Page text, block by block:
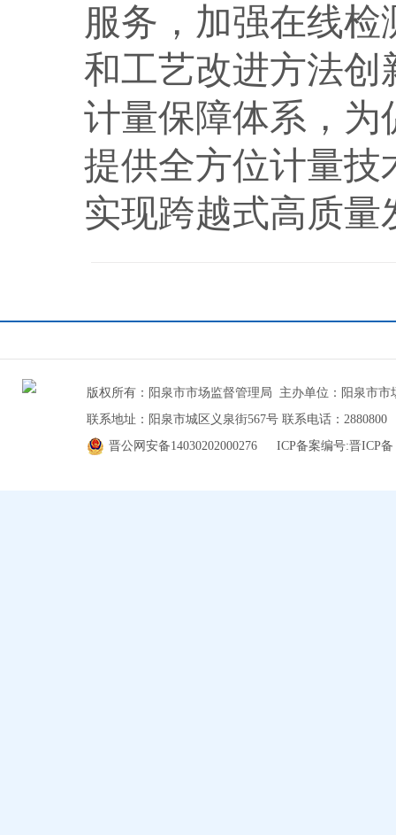
服务，加强在线
和工艺改进方法创
计量保障体系，为
提供全方位计量技
实现跨越式高质量
版权所有：阳泉市市场监督管理局 主办单位：阳泉市
联系地址：阳泉市城区义泉街567号 联系电话：2880800
晋公网安备14030202000276
ICP备案编号:晋ICP